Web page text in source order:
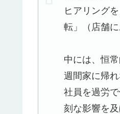
ヒアリング
転」（店舗
中には、恒
週間家に帰
社員を過労
刻な影響を